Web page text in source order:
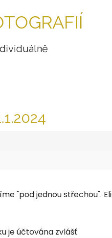
"pod jednou střechou".
je účtována zvlášť